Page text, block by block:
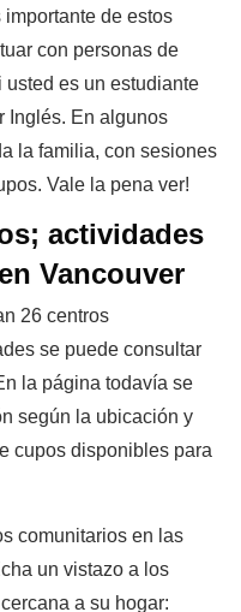
de estos
con personas de
es un estudiante
Inglés. En algunos
la familia, con sesiones
Vale la pena ver!
actividades
Vancouver
26 centros
se puede consultar
la página todavía se
según la ubicación y
cupos disponibles para
comunitarios en las
un vistazo a los
a su hogar: